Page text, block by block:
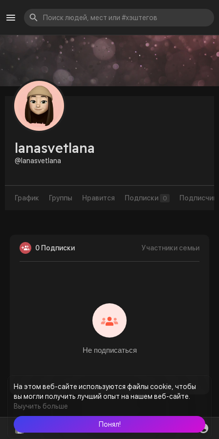
На этом веб-сайте используются файлы cookie, чтобы
вы могли получить лучший опыт на нашем веб-сайте.
Выучить больше
Понял!
lanasvetlana
@lanasvetlana
График Группы Нравится Подписки 0
0 Подписки Участники семьи
Не подписаться